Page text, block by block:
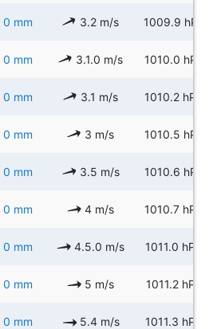
0 mm 3.2 m/s 1009.9 hPa
0 mm 3.1.0 m/s 1010.0 hPa
0 mm 3.1 m/s 1010.2 hPa
0 mm 3 m/s 1010.5 hPa
0 mm 3.5 m/s 1010.6 hPa
0 mm 4 m/s 1010.7 hPa
0 mm 4.5.0 m/s 1011.0 hPa
0 mm 5 m/s 1011.2 hPa
0 mm 5.4 m/s 1011.3 hPa